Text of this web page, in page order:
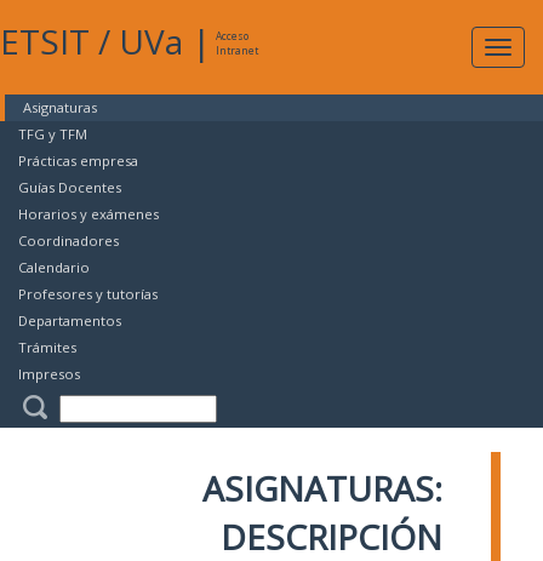
ETSIT / UVa |
Acceso
Intranet
Asignaturas
TFG y TFM
Prácticas empresa
Guías Docentes
Horarios y exámenes
Coordinadores
Calendario
Profesores y tutorías
Departamentos
Trámites
Impresos
ASIGNATURAS:
DESCRIPCIÓN